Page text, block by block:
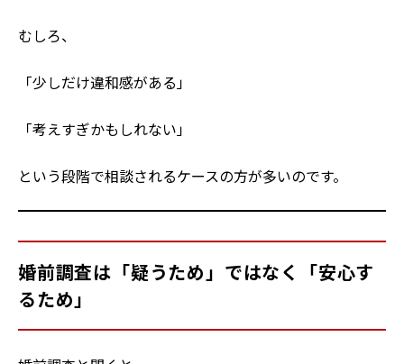
むしろ、
「少しだけ違和感がある」
「考えすぎかもしれない」
という段階で相談されるケースの方が多いのです。
婚前調査は「疑うため」ではなく「安心す
るため」